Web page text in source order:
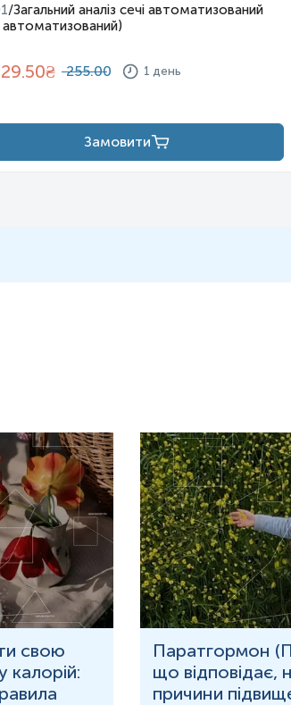
/Загальний аналіз сечі автоматизований
₴ 255.00 1 день
Замовити
свою
Паратгормон
що відповідає,
причини